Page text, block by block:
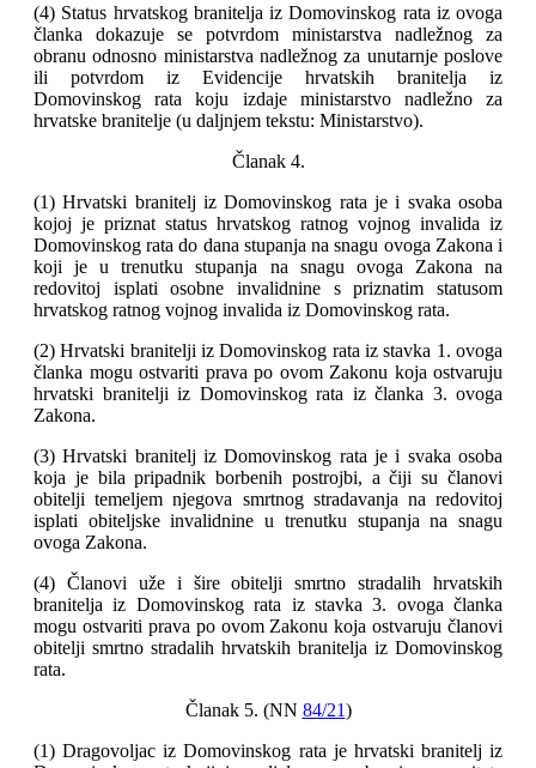
(4) Status hrvatskog branitelja iz Domovinskog rata iz ovoga
članka dokazuje se potvrdom ministarstva nadležnog za
obranu odnosno ministarstva nadležnog za unutarnje poslove
ili potvrdom iz Evidencije hrvatskih branitelja iz
Domovinskog rata koju izdaje ministarstvo nadležno za
hrvatske branitelje (u daljnjem tekstu: Ministarstvo).
Članak 4.
(1) Hrvatski branitelj iz Domovinskog rata je i svaka osoba
kojoj je priznat status hrvatskog ratnog vojnog invalida iz
Domovinskog rata do dana stupanja na snagu ovoga Zakona i
koji je u trenutku stupanja na snagu ovoga Zakona na
redovitoj isplati osobne invalidnine s priznatim statusom
hrvatskog ratnog vojnog invalida iz Domovinskog rata.
(2) Hrvatski branitelji iz Domovinskog rata iz stavka 1. ovoga
članka mogu ostvariti prava po ovom Zakonu koja ostvaruju
hrvatski branitelji iz Domovinskog rata iz članka 3. ovoga
Zakona.
(3) Hrvatski branitelj iz Domovinskog rata je i svaka osoba
koja je bila pripadnik borbenih postrojbi, a čiji su članovi
obitelji temeljem njegova smrtnog stradavanja na redovitoj
isplati obiteljske invalidnine u trenutku stupanja na snagu
ovoga Zakona.
(4) Članovi uže i šire obitelji smrtno stradalih hrvatskih
branitelja iz Domovinskog rata iz stavka 3. ovoga članka
mogu ostvariti prava po ovom Zakonu koja ostvaruju članovi
obitelji smrtno stradalih hrvatskih branitelja iz Domovinskog
rata.
Članak 5. (NN 84/21)
(1) Dragovoljac iz Domovinskog rata je hrvatski branitelj iz